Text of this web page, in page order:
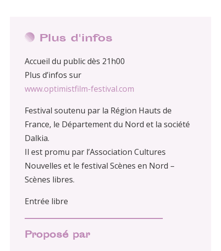
Plus d'infos
Accueil du public dès 21h00
Plus d’infos sur
www.optimistfilm-festival.com
Festival soutenu par la Région Hauts de
France, le Département du Nord et la société
Dalkia.
Il est promu par l’Association Cultures
Nouvelles et le festival Scènes en Nord –
Scènes libres.
Entrée libre
Proposé par